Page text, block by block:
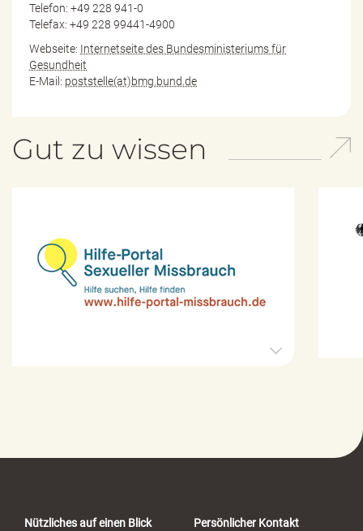
Telefon: +49 228 941-0
Telefax: +49 228 99441-4900
Webseite: Internetseite des Bundesministeriums für
Gesundheit
E-Mail: poststelle(at)bmg.bund.de
Gut zu wissen
o
Nützliches auf einen Blick
Persönlicher Kontakt